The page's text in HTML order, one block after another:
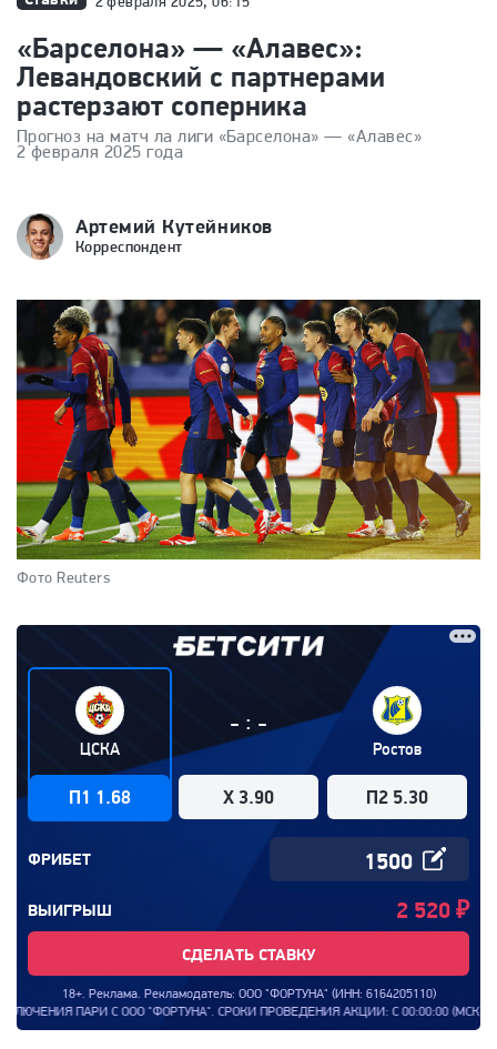
«Барселона» — «Алавес»:
Левандовский с партнерами
растерзают соперника
Прогноз на матч ла лиги «Барселона» — «Алавес»
2 февраля 2025 года
Артемий Кутейников
Корреспондент
Фото Reuters
ЦСКА
П1 1.68
- : -
X 3.90
Ростов
П2 5.30
ФРИБЕТ
ВЫИГРЫШ 2 520 ₽
СДЕЛАТЬ СТАВКУ
18+. Реклама. Рекламодатель: ООО "ФОРТУНА" (ИНН: 6164205110)
СРОКИ ПРОВЕДЕНИЯ АКЦИИ: С 00:00:00 (МСК) 08.09.2025 ПО